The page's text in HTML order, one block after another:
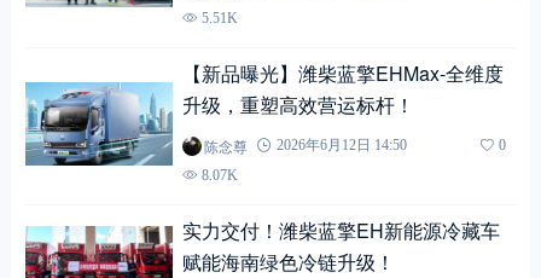
5.51K
【新品曝光】潍柴蓝擎EHMax-全维度
升级，重塑高效营运标杆！
陈念尊 2026年6月12日 14:50
0
8.07K
实力交付！潍柴蓝擎EH新能源冷藏车
赋能海南绿色冷链升级！